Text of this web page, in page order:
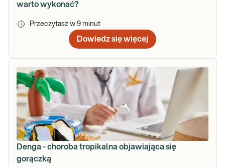
warto wykonać?
Przeczytasz w 9 minut
Dowiedz się więcej
Denga - choroba tropikalna objawiająca się
gorączką